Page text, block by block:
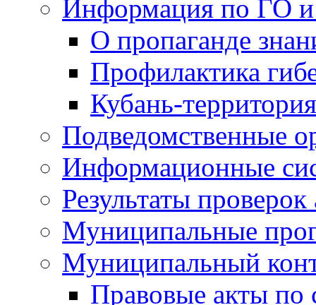
Информация по ГО
О пропаганде
Профилактика
Кубань-
Подведомственные
Информационные
Результаты
Муниципальные
Муниципальный
Правовые акты по